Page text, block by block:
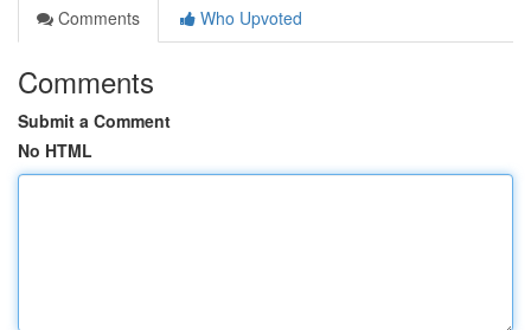
Comments
Who Upvoted
Comments
Submit a Comment
No HTML